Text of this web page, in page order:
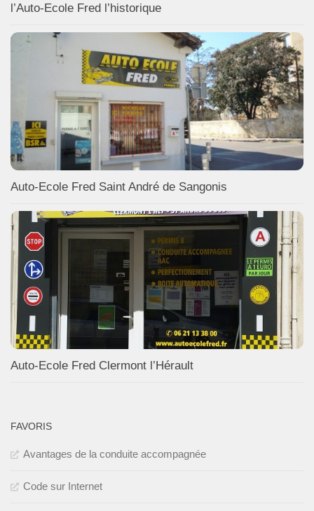
l’Auto-Ecole Fred l’historique
Auto-Ecole Fred Saint André de Sangonis
Auto-Ecole Fred Clermont l’Hérault
FAVORIS
Avantages de la conduite accompagnée
Code sur Internet